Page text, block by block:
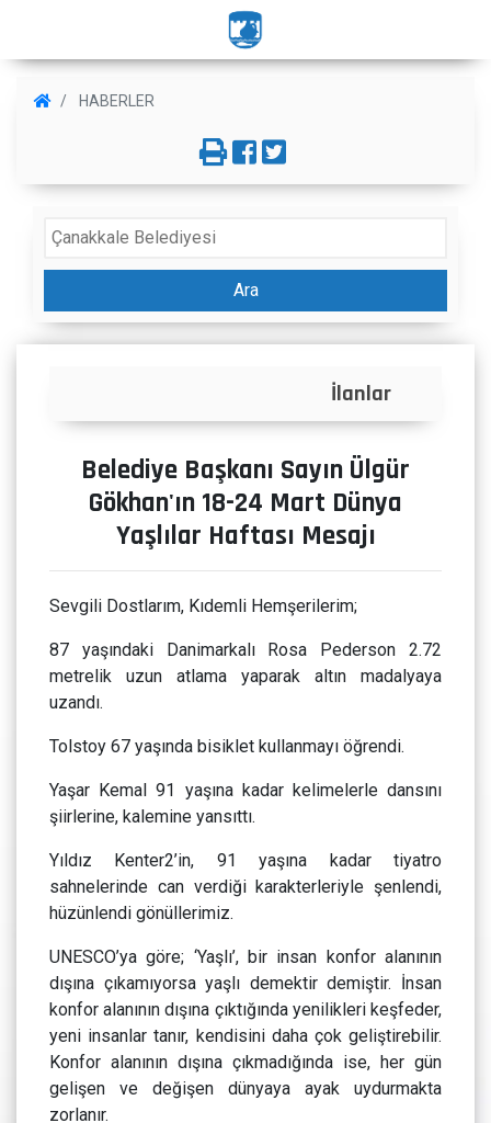
HABERLER
Ara
Belediye Başkanı Sayın Ülgür
Gökhan'ın 18-24 Mart Dünya
Yaşlılar Haftası Mesajı
Sevgili Dostlarım, Kıdemli Hemşerilerim;
87 yaşındaki Danimarkalı Rosa Pederson 2.72
metrelik uzun atlama yaparak altın madalyaya
uzandı.
Tolstoy 67 yaşında bisiklet kullanmayı öğrendi.
Yaşar Kemal 91 yaşına kadar kelimelerle dansını
şiirlerine, kalemine yansıttı.
Yıldız Kenter2’in, 91 yaşına kadar tiyatro
sahnelerinde can verdiği karakterleriyle şenlendi,
hüzünlendi gönüllerimiz.
UNESCO’ya göre; ‘Yaşlı’, bir insan konfor alanının
dışına çıkamıyorsa yaşlı demektir demiştir. İnsan
konfor alanının dışına çıktığında yenilikleri keşfeder,
yeni insanlar tanır, kendisini daha çok geliştirebilir.
Konfor alanının dışına çıkmadığında ise, her gün
gelişen ve değişen dünyaya ayak uydurmakta
zorlanır.